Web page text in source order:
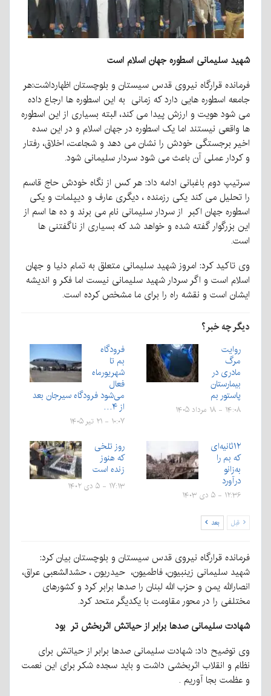
شهید سلیمانی اسطوره جهان اسلام است
فرمانده قرارگاه نیروی قدس سیستان و بلوچستان اظهارداشت:هر
جامعه اسطوره هایی دارد که زمانی به این اسطوره ها ارجاع داده
می شود هویت و ارزش پیدا می کند، البته بسیاری از این اسطوره
ها واقعی نیستند اما یک اسطوره در جهان اسلام و در این سده
اخیر برجستگی خودش را نشان می دهد و شجاعت، اخلاق، رفتار
و کردار عملی آن باعث می شود سردار سلیمانی شود.
سرتیپ دوم باغبانی ادامه داد: هر کس از نگاه خودش حاج قاسم
را تحلیل می کند یکی رزمنده ، دیگری عارف و دیپلمات و یکی
اسطوره جهان اکبر از سردار سلیمانی نام می برند و ده ها اسم از
این بزرگوار گفته شده و خواهد شد که بسیاری از ناگفتنی ها
است.
وی تاکید کرد: امروز شهید سلیمانی متعلق به تمام دنیا و جهان
اسلام است و اگر سردار شهید سلیمانی نیست اما فکر و اندیشه
ایشان است و نقشه راه را برای ما مشخص کرده است.
دیگر چه خبر؟
روایت
مرگ
مادری در
بیمارستان
پاستور بم
۱۴:۰۸ - ۱۸ مرداد ۱۴۰۵
فرودگاه
بم تا
شهریورماه
فعال
می‌شود فرودگاه سیرجان بعد
از ۴…
۱۰:۰۷ - ۲۱ تیر ۱۴۰۵
۱۲ثانیه‌ای
که بم را
به‌زانو
درآورد
۱۲:۳۶ - ۵ دی ۱۴۰۳
روز تلخی
که هنوز
زنده است
۱۷:۱۳ - ۵ دی ۱۴۰۲
قبل بعد
فرمانده قرارگاه نیروی قدس سیستان و بلوچستان بیان کرد:
شهید سلیمانی زینبیون، فاطمیون، حیدریون ، حشدالشعبی عراق،
انصارالله یمن و حزب الله لبنان را صدها برابر کرد و کشورهای
مختلفی را در محور مقاومت با یکدیگر متحد کرد.
شهادت سلیمانی صدها برابر از حیاتش اثربخش تر بود
وی توضیح داد: شهادت سلیمانی صدها برابر از حیاتش برای
نظام و انقلاب اثربخشی داشت و باید سجده شکر برای این نعمت
و عظمت بجا آوریم .